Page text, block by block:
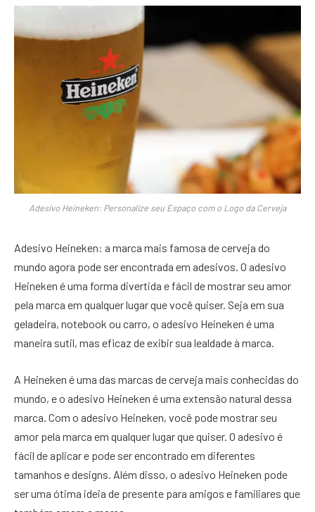
Adesivo Heineken: Personalize seu Espaço com o Logo da Cerveja
Adesivo Heineken: a marca mais famosa de cerveja do
mundo agora pode ser encontrada em adesivos. O adesivo
Heineken é uma forma divertida e fácil de mostrar seu amor
pela marca em qualquer lugar que você quiser. Seja em sua
geladeira, notebook ou carro, o adesivo Heineken é uma
maneira sutil, mas eficaz de exibir sua lealdade à marca.
A Heineken é uma das marcas de cerveja mais conhecidas do
mundo, e o adesivo Heineken é uma extensão natural dessa
marca. Com o adesivo Heineken, você pode mostrar seu
amor pela marca em qualquer lugar que quiser. O adesivo é
fácil de aplicar e pode ser encontrado em diferentes
tamanhos e designs. Além disso, o adesivo Heineken pode
ser uma ótima ideia de presente para amigos e familiares que